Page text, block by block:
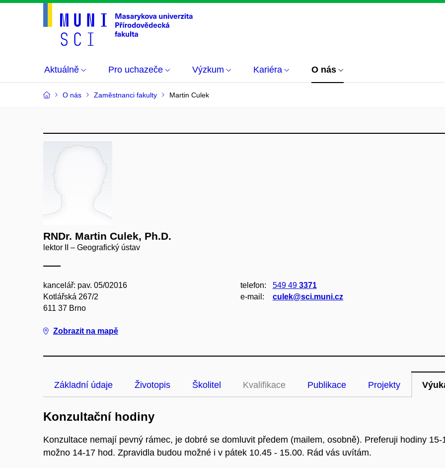
Aktuálně Pro uchazeče Výzkum Kariéra O nás
O nás Zaměstnanci fakulty Martin Culek
RNDr. Martin Culek, Ph.D.
lektor II – Geografický ústav
kancelář: pav. 05/02016
Kotlářská 267/2
611 37 Brno
Zobrazit na mapě
telefon: 549 49 3371
e‑mail:
culek@sci.muni.cz
Základní údaje Životopis Školitel Kvalifikace Publikace Projekty
Konzultační hodiny
Konzultace nemají pevný rámec, je dobré se domluvit předem (mailem, osobně). Preferuji hodiny
možno 14-17 hod. Zpravidla budou možné i v pátek 10.45 - 15.00. Rád vás uvítám.